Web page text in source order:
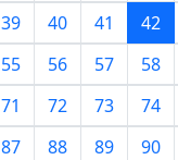
39 40 41 42
55 56 57 58
71 72 73 74
87 88 89 90